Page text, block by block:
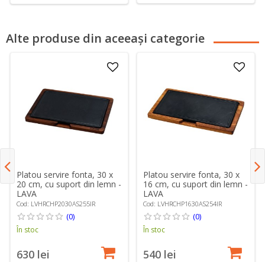
Alte produse din aceeași categorie
Platou servire fonta, 30 x
20 cm, cu suport din lemn -
LAVA
Cod: LVHRCHP2030AS255IR
(0)
În stoc
630 lei
Platou servire fonta, 30 x
16 cm, cu suport din lemn -
LAVA
Cod: LVHRCHP1630AS254IR
(0)
În stoc
540 lei